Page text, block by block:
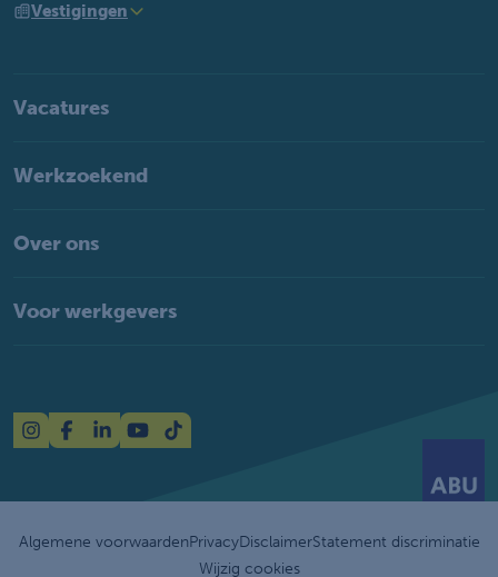
Vestigingen
Vacatures
Werkzoekend
Over ons
Voor werkgevers
Algemene voorwaardenPrivacyDisclaimerStatement discriminatie
Wijzig cookies